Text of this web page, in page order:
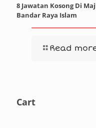
8 Jawatan Kosong Di
Bandar Raya Islam
Read
Cart